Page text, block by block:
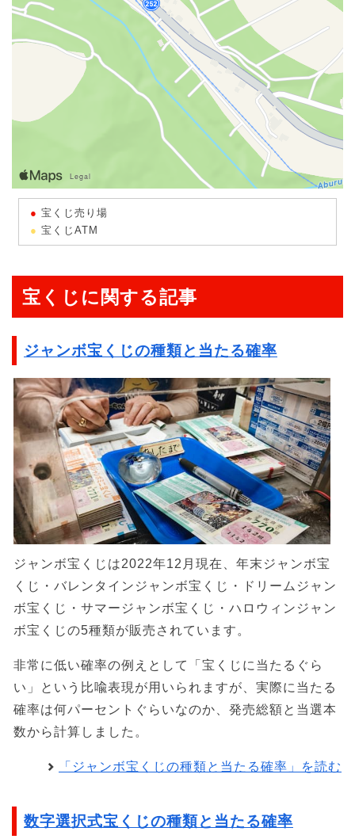
宝くじ売り場
宝くじATM
宝くじに関する記事
ジャンボ宝くじの種類と当たる確率
ジャンボ宝くじは2022年12月現在、年末ジャンボ宝
くじ・バレンタインジャンボ宝くじ・ドリームジャン
ボ宝くじ・サマージャンボ宝くじ・ハロウィンジャン
ボ宝くじの5種類が販売されています。
非常に低い確率の例えとして「宝くじに当たるぐら
い」という比喩表現が用いられますが、実際に当たる
確率は何パーセントぐらいなのか、発売総額と当選本
数から計算しました。
「ジャンボ宝くじの種類と当たる確率」を読む
数字選択式宝くじの種類と当たる確率